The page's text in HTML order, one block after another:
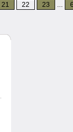
21 22 23